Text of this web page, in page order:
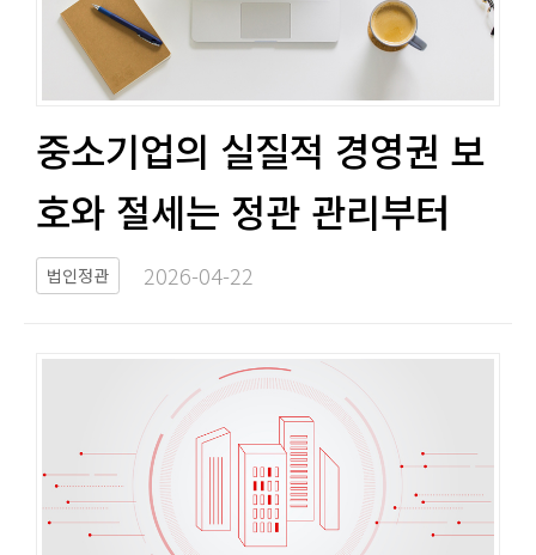
중소기업의 실질적 경영권 보
호와 절세는 정관 관리부터​​
법인정관 2026-04-22​